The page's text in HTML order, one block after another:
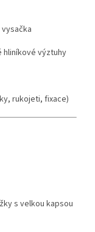
hliníkové výztuhy
rukojeti, fixace)
s velkou kapsou